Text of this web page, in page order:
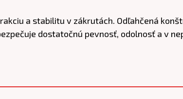
a stabilitu v zákrutách. Odľahčená
dostatočnú pevnosť, odolnosť a v